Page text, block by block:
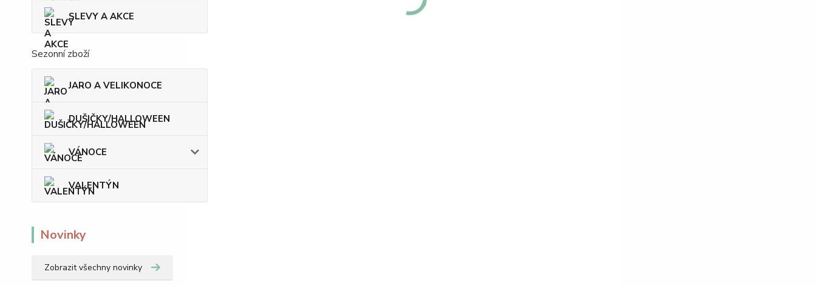
SLEVY A AKCE
Sezonní zboží
JARO A VELIKONOCE
DUŠIČKY/HALLOWEEN
VÁNOCE
VALENTÝN
Novinky
Zobrazit všechny novinky